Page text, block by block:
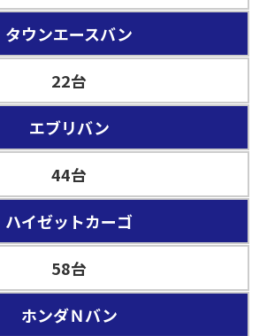
タウンエースバン
22台
エブリバン
44台
ハイゼットカーゴ
58台
ホンダＮバン